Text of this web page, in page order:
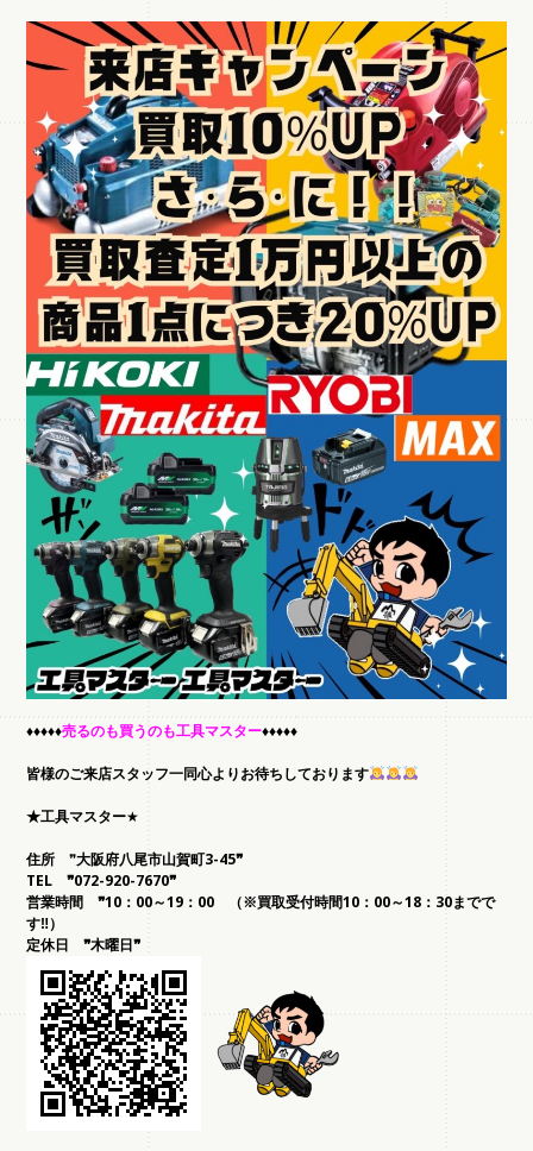
♦️♦️♦️♦️♦️売るのも買うのも工具マスター♦️♦️♦️♦️♦️
皆様のご来店スタッフ一同心よりお待ちしております
★工具マスター★
住所❞大阪府八尾市山賀町3-45❞
TEL ❞072-920-7670❞
営業時間 ❞10：00～19：00 （※買取受付時間10：00～18：30までで
す‼）
定休日 ❞木曜日❞